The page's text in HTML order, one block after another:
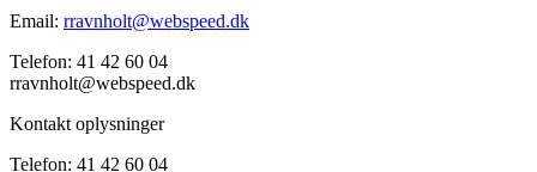
Email: rravnholt@webspeed.dk
Telefon: 41 42 60 04
rravnholt@webspeed.dk
Kontakt oplysninger
Telefon: 41 42 60 04